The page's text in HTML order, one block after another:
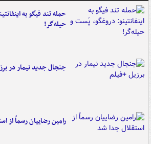
حمله تند فیگو به
حیله‌گر!
جنجال جدید نیمار در
رامین رضاییان رسماً از